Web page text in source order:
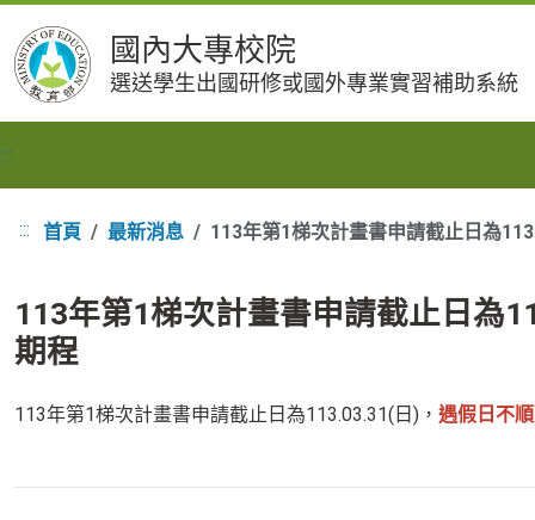
跳
到
主
要
國內大專校院
選送學生出國研修或國外專業實習補助系統
:::
::: 首頁 最新消息 113年第1梯次計畫書申請截止日為
113年第1梯次計畫書申請截止日為
期程
113年第1梯次計畫書申請截止日為113.03.31(日)， 遇假日不